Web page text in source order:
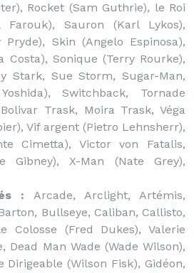
Rocket (Sam Guthrie), le Roi
Farouk), Sauron (Karl Lykos),
Pryde), Skin (Angelo Espinosa),
Costa), Sonique (Terry Rourke),
Stark, Sue Storm, Sugar-Man,
Switchback, Tornade
Trask, Moira Trask, Véga
Vif argent (Pietro Lehnsherr),
Cimetta), Victor von Fatalis,
Gibney), X-Man (Nate Grey),
: Arcade, Arclight, Artémis,
Bullseye, Caliban, Callisto,
Colosse (Fred Dukes), Valerie
Dead Man Wade (Wade Wilson),
Dirigeable (Wilson Fisk), Gidéon,